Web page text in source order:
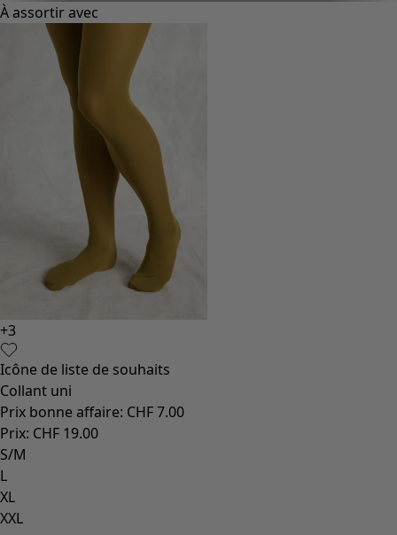
À assortir avec
+3
Icône de liste de souhaits
Collant uni
Prix bonne affaire: CHF 7.00
Prix: CHF 19.00
S/M
L
XL
XXL